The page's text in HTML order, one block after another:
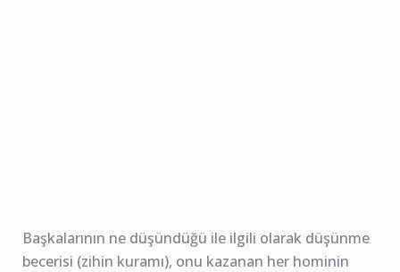
Başkalarının ne düşündüğü ile ilgili olarak düşünme
becerisi (zihin kuramı), onu kazanan her hominin